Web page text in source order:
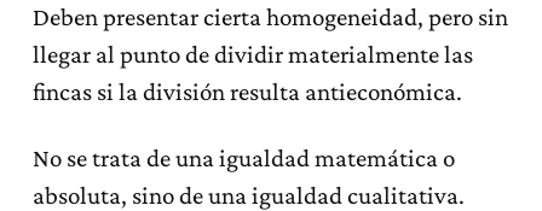
Deben presentar cierta homogeneidad, pero sin
llegar al punto de dividir materialmente las
fincas si la división resulta antieconómica.
No se trata de una igualdad matemática o
absoluta, sino de una igualdad cualitativa.